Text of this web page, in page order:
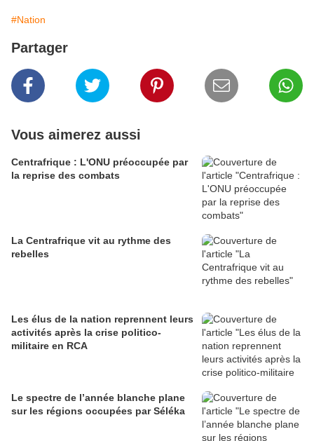
#Nation
Partager
Vous aimerez aussi
Centrafrique : L'ONU préoccupée par
la reprise des combats
La Centrafrique vit au rythme des
rebelles
Les élus de la nation reprennent leurs
activités après la crise politico-
militaire en RCA
Le spectre de l’année blanche plane
sur les régions occupées par Séléka